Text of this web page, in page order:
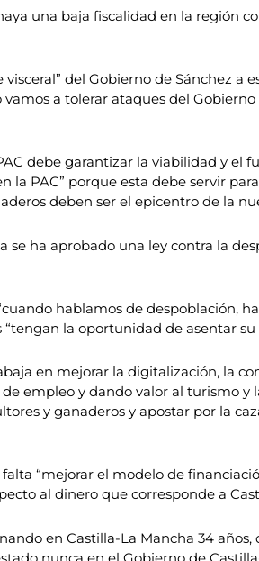
una baja fiscalidad en la región
del Gobierno de Sánchez a
a tolerar ataques del
debe garantizar la viabilidad y el
la PAC” porque esta debe servir
deben ser el epicentro de la
ha aprobado una ley contra la
hablamos de despoblación,
la oportunidad de asentar
en mejorar la digitalización, la
empleo y dando valor al turismo y
y ganaderos y apostar por la
“mejorar el modelo de
al dinero que corresponde a
en Castilla-La Mancha 34
nunca en el Gobierno de